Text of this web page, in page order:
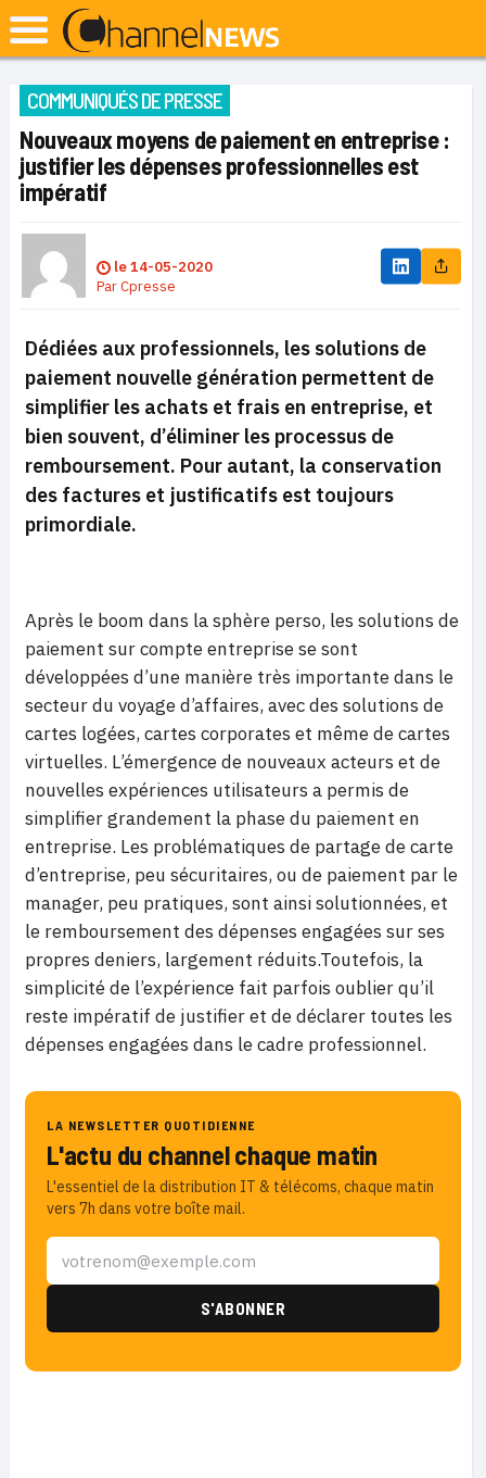
COMMUNIQUÉS DE PRESSE
Nouveaux moyens de paiement en entreprise :
justifier les dépenses professionnelles est
impératif
le14-05-2020
ParCpresse
Dédiées aux professionnels, les solutions de
paiement nouvelle génération permettent de
simplifier les achats et frais en entreprise, et
bien souvent, d’éliminer les processus de
remboursement. Pour autant, la conservation
des factures et justificatifs est toujours
primordiale.
Après le boom dans la sphère perso, les solutions de
paiement sur compte entreprise se sont
développées d’une manière très importante dans le
secteur du voyage d’affaires, avec des solutions de
cartes logées, cartes corporates et même de cartes
virtuelles. L’émergence de nouveaux acteurs et de
nouvelles expériences utilisateurs a permis de
simplifier grandement la phase du paiement en
entreprise. Les problématiques de partage de carte
d’entreprise, peu sécuritaires, ou de paiement par le
manager, peu pratiques, sont ainsi solutionnées, et
le remboursement des dépenses engagées sur ses
propres deniers, largement réduits.Toutefois, la
simplicité de l’expérience fait parfois oublier qu’il
reste impératif de justifier et de déclarer toutes les
dépenses engagées dans le cadre professionnel.
LA NEWSLETTER QUOTIDIENNE
L'actu du channel chaque matin
L'essentiel de la distribution IT & télécoms, chaque matin
vers 7h dans votre boîte mail.